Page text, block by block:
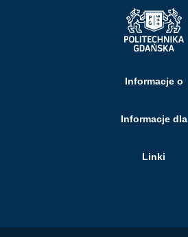
Informacje o
Informacje dla
Linki